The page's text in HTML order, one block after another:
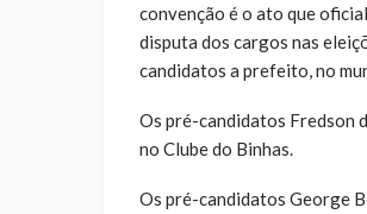
convenção é o ato que
disputa dos cargos nas
candidatos a prefeito, no
Os pré-candidatos Fredson
no Clube do Binhas.
Os pré-candidatos George